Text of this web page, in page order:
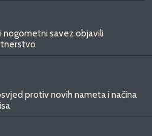
nogometni savez objavili
protiv novih nameta i načina